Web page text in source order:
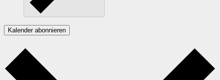
Kalender abonnieren